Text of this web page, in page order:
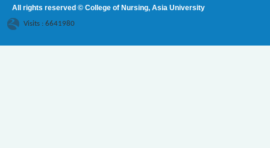
All rights reserved © College of Nursing, Asia University
Visits : 6641980